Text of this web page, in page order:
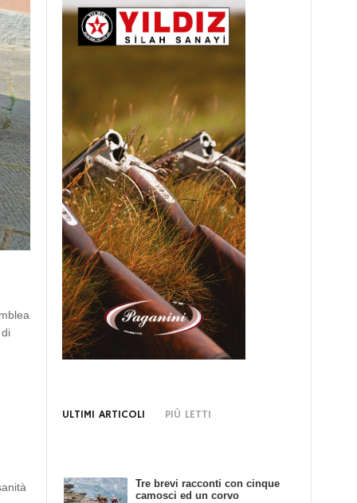
ULTIMI ARTICOLI PIÙ LETTI
Tre brevi racconti con cinque
camosci ed un corvo
Bando di Concorso: Scrivendo
e Cacciando